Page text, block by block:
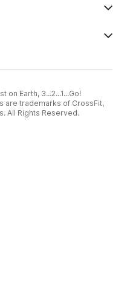
on Earth, 3...2...1...Go!
are trademarks of CrossFit,
All Rights Reserved.